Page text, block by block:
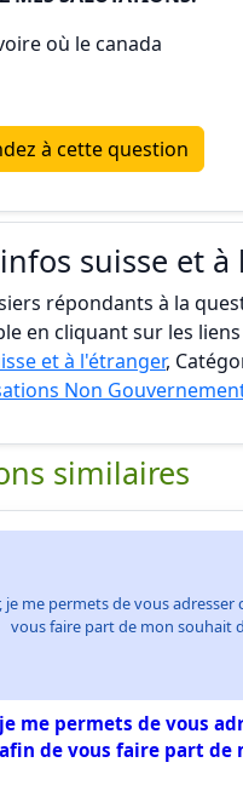
où le canada
à cette question
suisse et à
répondants à la
en cliquant sur les
et à l'étranger,
Non
similaires
je me permets de vous adresser
vous faire part de mon souhait
me permets de vous
de vous faire part de